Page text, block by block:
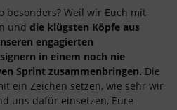
besonders? Weil wir Euch mit
und die klügsten Köpfe aus
engagierten
in einem noch nie
Sprint zusammenbringen. Die
ein Zeichen setzen, wie sehr wir
uns dafür einsetzen, Eure